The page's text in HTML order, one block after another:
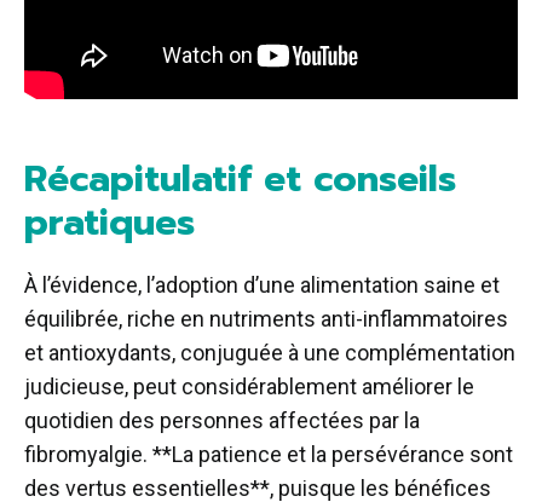
Récapitulatif et conseils
pratiques
À l’évidence, l’adoption d’une alimentation saine et
équilibrée, riche en nutriments anti-inflammatoires
et antioxydants, conjuguée à une complémentation
judicieuse, peut considérablement améliorer le
quotidien des personnes affectées par la
fibromyalgie. **La patience et la persévérance sont
des vertus essentielles**, puisque les bénéfices